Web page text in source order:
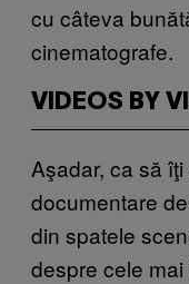
cu câteva
cinematografe.
VIDEOS BY
Aşadar, ca să
documentare
din spatele
despre cele